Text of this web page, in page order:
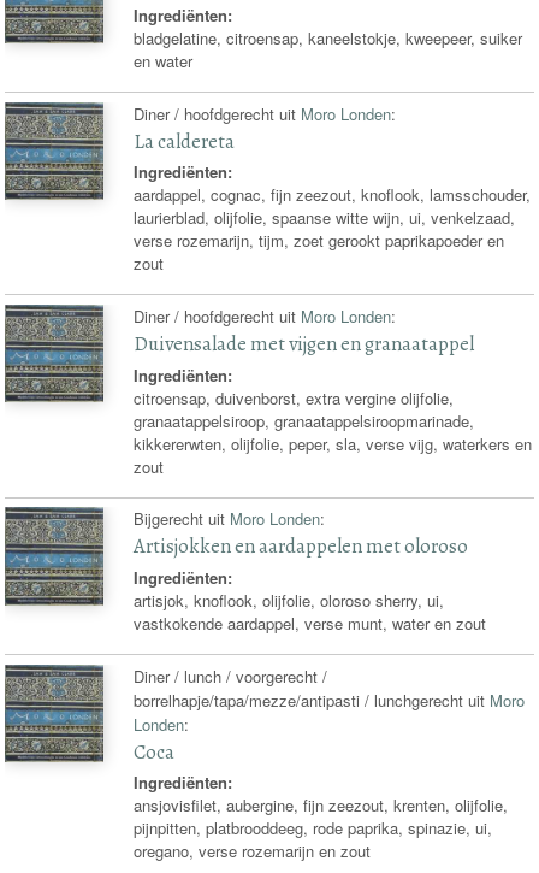
Ingrediënten:
bladgelatine, citroensap, kaneelstokje, kweepeer, suiker
en water
Diner / hoofdgerecht uit Moro Londen:
La caldereta
Ingrediënten:
aardappel, cognac, fijn zeezout, knoflook, lamsschouder,
laurierblad, olijfolie, spaanse witte wijn, ui, venkelzaad,
verse rozemarijn, tijm, zoet gerookt paprikapoeder en
zout
Diner / hoofdgerecht uit Moro Londen:
Duivensalade met vijgen en granaatappel
Ingrediënten:
citroensap, duivenborst, extra vergine olijfolie,
granaatappelsiroop, granaatappelsiroopmarinade,
kikkererwten, olijfolie, peper, sla, verse vijg, waterkers en
zout
Bijgerecht uit Moro Londen:
Artisjokken en aardappelen met oloroso
Ingrediënten:
artisjok, knoflook, olijfolie, oloroso sherry, ui,
vastkokende aardappel, verse munt, water en zout
Diner / lunch / voorgerecht /
borrelhapje/tapa/mezze/antipasti / lunchgerecht uit Moro
Londen:
Coca
Ingrediënten:
ansjovisfilet, aubergine, fijn zeezout, krenten, olijfolie,
pijnpitten, platbrooddeeg, rode paprika, spinazie, ui,
oregano, verse rozemarijn en zout